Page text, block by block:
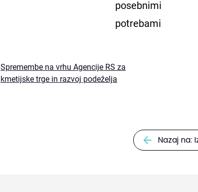
posebnimi
potrebami
Spremembe na vrhu Agencije RS za
kmetijske trge in razvoj podeželja
Nazaj na: